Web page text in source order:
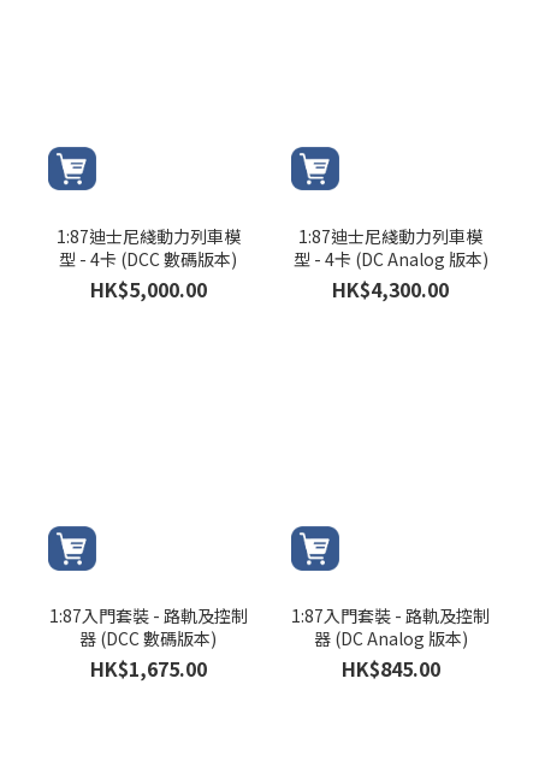
1:87迪士尼綫動力列車模
型 - 4卡 (DCC 數碼版本)
HK$5,000.00
1:87迪士尼綫動力列車模
型 - 4卡 (DC Analog 版本)
HK$4,300.00
1:87入門套裝 - 路軌及控制
器 (DCC 數碼版本)
HK$1,675.00
1:87入門套裝 - 路軌及控制
器 (DC Analog 版本)
HK$845.00